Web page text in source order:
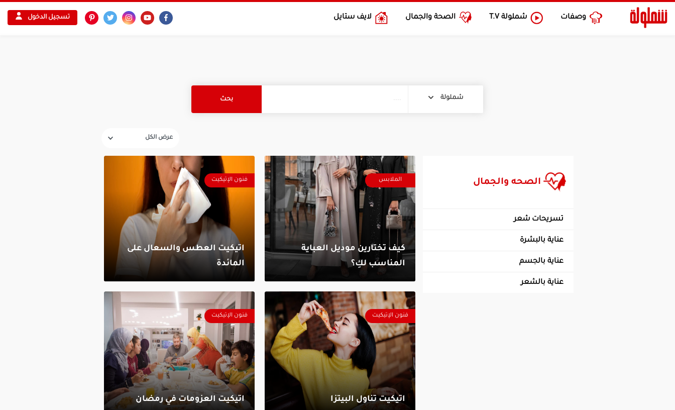
وصفات شملولة T.V الصحة والجمال لايف ستايل تسجيل الدخول
شملولة
الصحه والجمال
تسريحات شعر
عناية بالبشرة
عناية بالجسم
عناية بالشعر
الملابس
كيف تختارين موديل العباية
المناسب لكِ؟
فنون الإتيكيت
اتيكيت العطس والسعال على
المائدة
فنون الإتيكيت
اتيكيت تناول البيتزا
فنون الإتيكيت
اتيكيت العزومات في رمضان